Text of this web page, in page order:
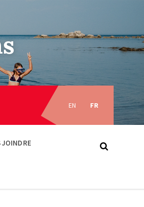
Choose
EN FR
JOINDRE